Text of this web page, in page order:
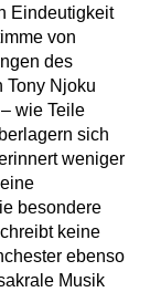
Eindeutigkeit
von
des
Tony Njoku
wie Teile
sich
weniger
besondere
keine
ebenso
Musik